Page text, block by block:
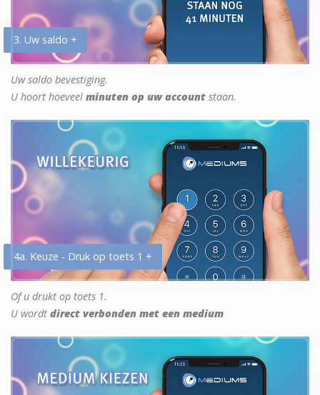
3. Uw saldo +
Uw saldo bevestiging.
U hoort hoeveel minuten op uw account staan.
4a. Keuze - Druk op toets 1 +
Of u drukt op toets 1.
U wordt direct verbonden met een medium